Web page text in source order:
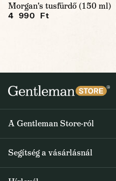
Morgan's tusfürdő (150 ml)
4 990 Ft
A Gentleman Store-ról
Rólunk
Journal
Segítség a vásárlásnál